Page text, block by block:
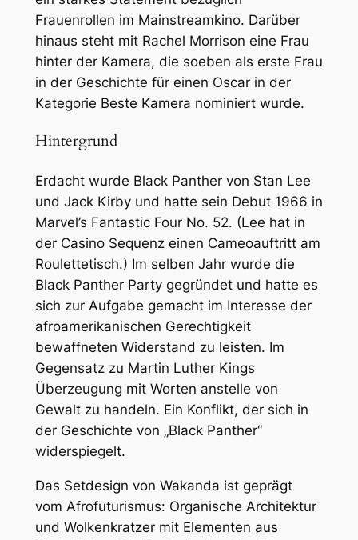
Frauenrollen im Mainstreamkino. Darüber
hinaus steht mit Rachel Morrison eine Frau
hinter der Kamera, die soeben als erste Frau
in der Geschichte für einen Oscar in der
Kategorie Beste Kamera nominiert wurde.
Hintergrund
Erdacht wurde Black Panther von Stan Lee
und Jack Kirby und hatte sein Debut 1966 in
Marvel’s Fantastic Four No. 52. (Lee hat in
der Casino Sequenz einen Cameoauftritt am
Roulettetisch.) Im selben Jahr wurde die
Black Panther Party gegründet und hatte es
sich zur Aufgabe gemacht im Interesse der
afroamerikanischen Gerechtigkeit
bewaffneten Widerstand zu leisten. Im
Gegensatz zu Martin Luther Kings
Überzeugung mit Worten anstelle von
Gewalt zu handeln. Ein Konflikt, der sich in
der Geschichte von „Black Panther“
widerspiegelt.
Das Setdesign von Wakanda ist geprägt
vom Afrofuturismus: Organische Architektur
und Wolkenkratzer mit Elementen aus